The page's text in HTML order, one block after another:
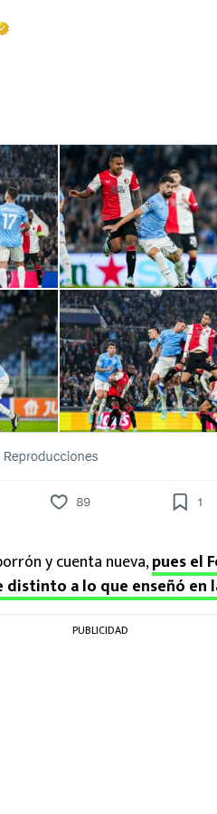
y cuenta nueva,pues el
a lo que enseñó en
PUBLICIDAD